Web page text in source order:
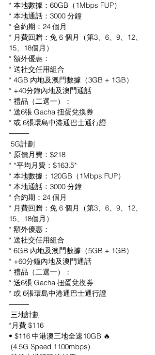
* 本地數據：60GB（1Mbps FUP）
* 本地通話：3000 分鐘
* 合約期：24 個月
* 月費回贈：免 6 個月（第3、6、9、12、
15、18個月）
* 額外優惠：
* ⁠送社交任用組合
* 4GB 內地及澳門數據（3GB + 1GB）
* +40分鐘內地及澳門通話
* 禮品（二選一）：
* 送6張 Gacha 扭蛋兌換券
* 或 6張環島中港通巴士通行證
⸻
5G計劃
* 原價月費：$218
* *平均月費：$163.5*
* 本地數據：120GB（1Mbps FUP）
* 本地通話：3000 分鐘
* 合約期：24 個月
* 月費回贈：免 6 個月（第3、6、9、12、
15、18個月）
* 額外優惠：
* ⁠送社交任用組合
* 6GB 內地及澳門數據（5GB + 1GB）
* +60分鐘內地及澳門通話
* 禮品（二選一）：
* 送6張 Gacha 扭蛋兌換券
* 或 6張環島中港通巴士通行證
⸻
三地計劃
*月費 $116
• $116 中港澳三地全速10GB 🔥
(4.5G Speed 1100mbps)